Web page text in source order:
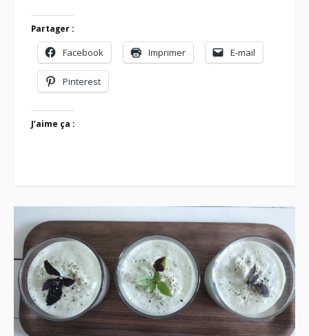
Partager :
Facebook Imprimer E-mail
Pinterest
J’aime ça :